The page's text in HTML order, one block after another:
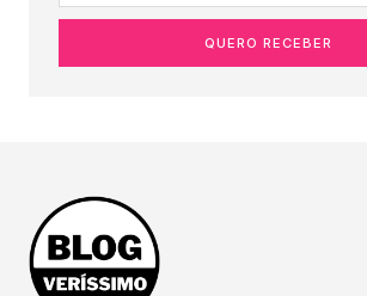
QUERO RECEBER